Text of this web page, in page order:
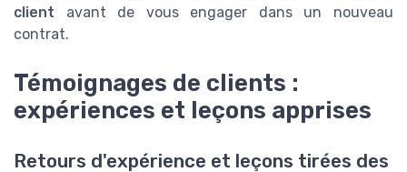
client avant de vous engager dans un nouveau
contrat.
Témoignages de clients :
expériences et leçons apprises
Retours d'expérience et leçons tirées des